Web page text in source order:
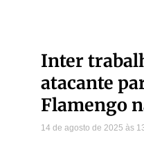
Inter
atacante
Flamengo
14 de agosto de 2025